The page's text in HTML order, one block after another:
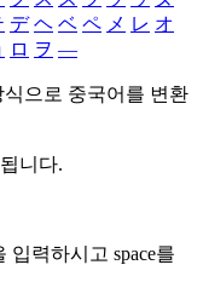
デ ヘ ベ ペ メ レ オ
ロ ヲ ―
으로 중국어를 변환
니다.
입력하시고 space를